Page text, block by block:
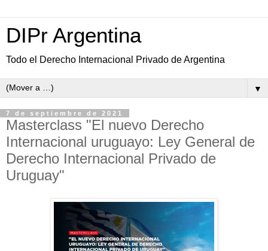
DIPr Argentina
Todo el Derecho Internacional Privado de Argentina
▼
7 de septiembre de 2021
Masterclass "El nuevo Derecho
Internacional uruguayo: Ley General de
Derecho Internacional Privado de
Uruguay"